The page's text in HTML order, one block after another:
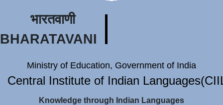
भारतवाणी
BHARATAVANI
Ministry of Education, Government of India
Central Institute of Indian
Knowledge through Indian Languages